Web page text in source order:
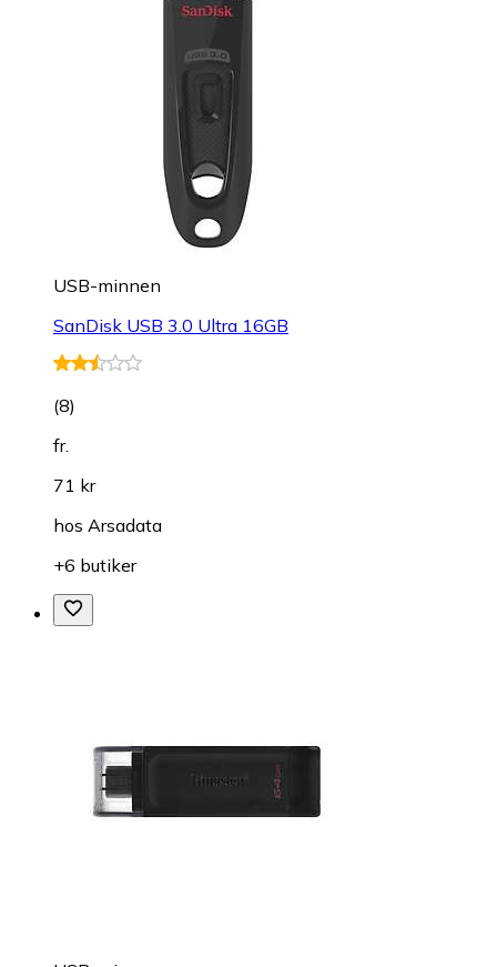
USB-minnen
SanDisk USB 3.0 Ultra 16GB
(8)
fr.
71 kr
hos Arsadata
+6 butiker